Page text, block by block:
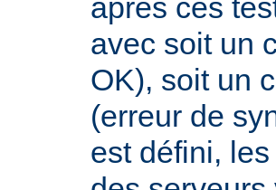
après ces
avec soit un
OK), soit un
(erreur de
est défini,